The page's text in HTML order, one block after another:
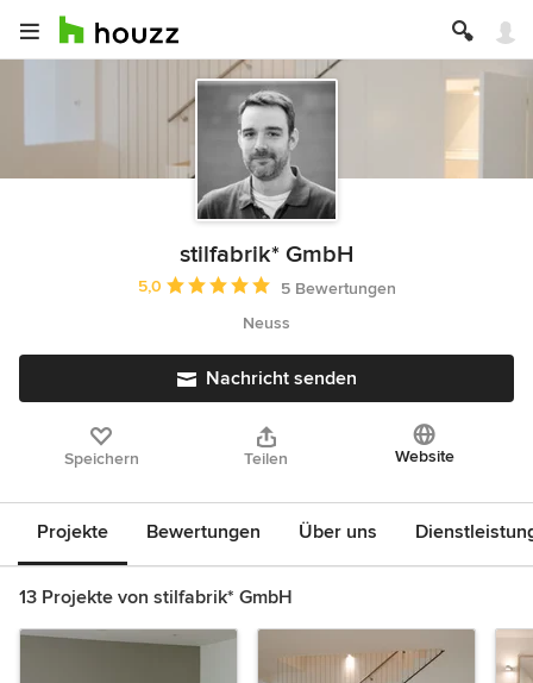
stilfabrik* GmbH
Durchschnittliche Bewertung: 5 von 5 Sternen
5,0
5 Bewertungen
Neuss
Nachricht senden
Speichern Teilen Website
Projekte Bewertungen Über uns
13 Projekte von stilfabrik* GmbH